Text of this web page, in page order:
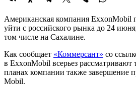
Американская компания ExxonMobil
уйти с российского рынка до 24
том числе на Сахалине.
Как сообщает «Коммерсант» со
в ExxonMobil всерьез
планах компании также завершение
Mobil.